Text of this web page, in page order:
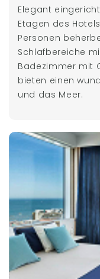
Elegant
Etagen des
Personen
Schlafbereiche
Badezimmer mit
bieten einen
und das Meer.